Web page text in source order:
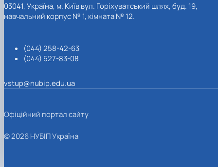
03041, Україна, м. Київ вул. Горіхуватський шлях, буд. 19,
навчальний корпус № 1, кімната № 12.
(044) 258-42-63
(044) 527-83-08
vstup@nubip.edu.ua
Офіційний портал сайту
© 2026 НУБІП Україна